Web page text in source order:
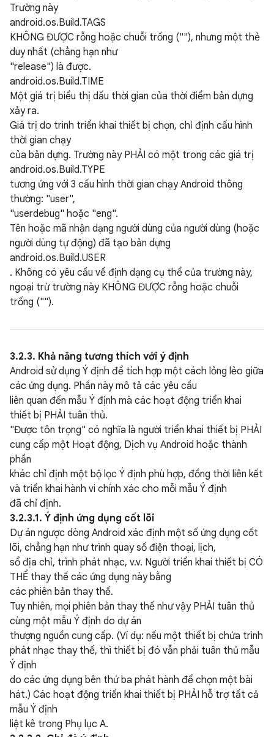
Trường này
android.os.Build.TAGS
KHÔNG ĐƯỢC rỗng hoặc chuỗi trống (""), nhưng một thẻ
duy nhất (chẳng hạn như
"release") là được.
android.os.Build.TIME
Một giá trị biểu thị dấu thời gian của thời điểm bản dựng
xảy ra.
Giá trị do trình triển khai thiết bị chọn, chỉ định cấu hình
thời gian chạy
của bản dựng. Trường này PHẢI có một trong các giá trị
android.os.Build.TYPE
tương ứng với 3 cấu hình thời gian chạy Android thông
thường: "user",
"userdebug" hoặc "eng".
Tên hoặc mã nhận dạng người dùng của người dùng (hoặc
người dùng tự động) đã tạo bản dựng
android.os.Build.USER
. Không có yêu cầu về định dạng cụ thể của trường này,
ngoại trừ trường này KHÔNG ĐƯỢC rỗng hoặc chuỗi
trống ("").
3.2.3. Khả năng tương thích với ý định
Android sử dụng Ý định để tích hợp một cách lỏng lẻo giữa
các ứng dụng. Phần này mô tả các yêu cầu
liên quan đến mẫu Ý định mà các hoạt động triển khai
thiết bị PHẢI tuân thủ.
"Được tôn trọng" có nghĩa là người triển khai thiết bị PHẢI
cung cấp một Hoạt động, Dịch vụ Android hoặc thành
phần
khác chỉ định một bộ lọc Ý định phù hợp, đồng thời liên kết
và triển khai hành vi chính xác cho mỗi mẫu Ý định
đã chỉ định.
3.2.3.1. Ý định ứng dụng cốt lõi
Dự án ngược dòng Android xác định một số ứng dụng cốt
lõi, chẳng hạn như trình quay số điện thoại, lịch,
sổ địa chỉ, trình phát nhạc, v.v. Người triển khai thiết bị CÓ
THỂ thay thế các ứng dụng này bằng
các phiên bản thay thế.
Tuy nhiên, mọi phiên bản thay thế như vậy PHẢI tuân thủ
cùng một mẫu Ý định do dự án
thượng nguồn cung cấp. (Ví dụ: nếu một thiết bị chứa trình
phát nhạc thay thế, thì thiết bị đó vẫn phải tuân thủ mẫu
Ý định
do các ứng dụng bên thứ ba phát hành để chọn một bài
hát.) Các hoạt động triển khai thiết bị PHẢI hỗ trợ tất cả
mẫu Ý định
liệt kê trong Phụ lục A.